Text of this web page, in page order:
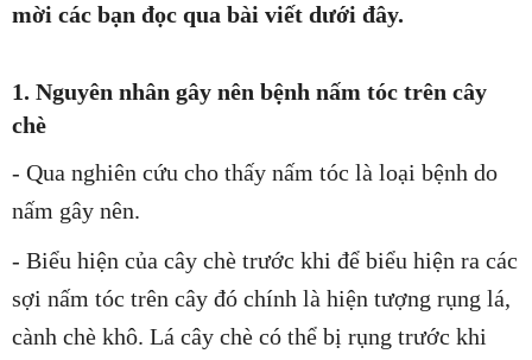
mời các bạn đọc qua bài viết dưới đây.
1. Nguyên nhân gây nên bệnh nấm tóc trên cây
chè
- Qua nghiên cứu cho thấy nấm tóc là loại bệnh do
nấm gây nên.
- Biểu hiện của cây chè trước khi để biểu hiện ra các
sợi nấm tóc trên cây đó chính là hiện tượng rụng lá,
cành chè khô. Lá cây chè có thể bị rụng trước khi